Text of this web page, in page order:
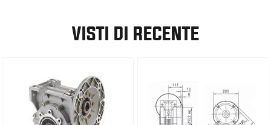
VISTI DI RECENTE